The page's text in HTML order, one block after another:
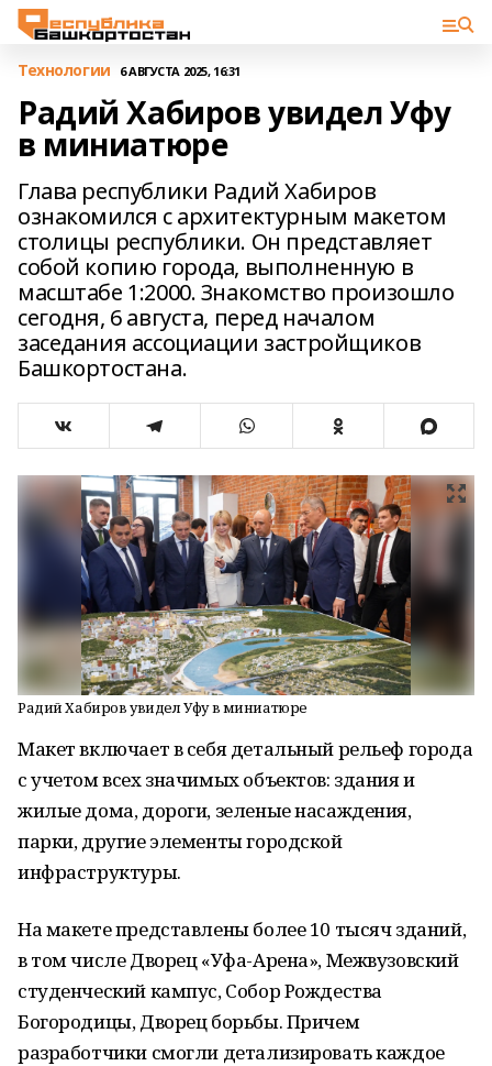
Технологии 6 АВГУСТА 2025, 16:31
Радий Хабиров увидел Уфу
в миниатюре
Глава республики Радий Хабиров
ознакомился с архитектурным макетом
столицы республики. Он представляет
собой копию города, выполненную в
масштабе 1:2000. Знакомство произошло
сегодня, 6 августа, перед началом
заседания ассоциации застройщиков
Башкортостана.
Радий Хабиров увидел Уфу в миниатюре
Макет включает в себя детальный рельеф города
с учетом всех значимых объектов: здания и
жилые дома, дороги, зеленые насаждения,
парки, другие элементы городской
инфраструктуры.
На макете представлены более 10 тысяч зданий,
в том числе Дворец «Уфа-Арена», Межвузовский
студенческий кампус, Собор Рождества
Богородицы, Дворец борьбы. Причем
разработчики смогли детализировать каждое